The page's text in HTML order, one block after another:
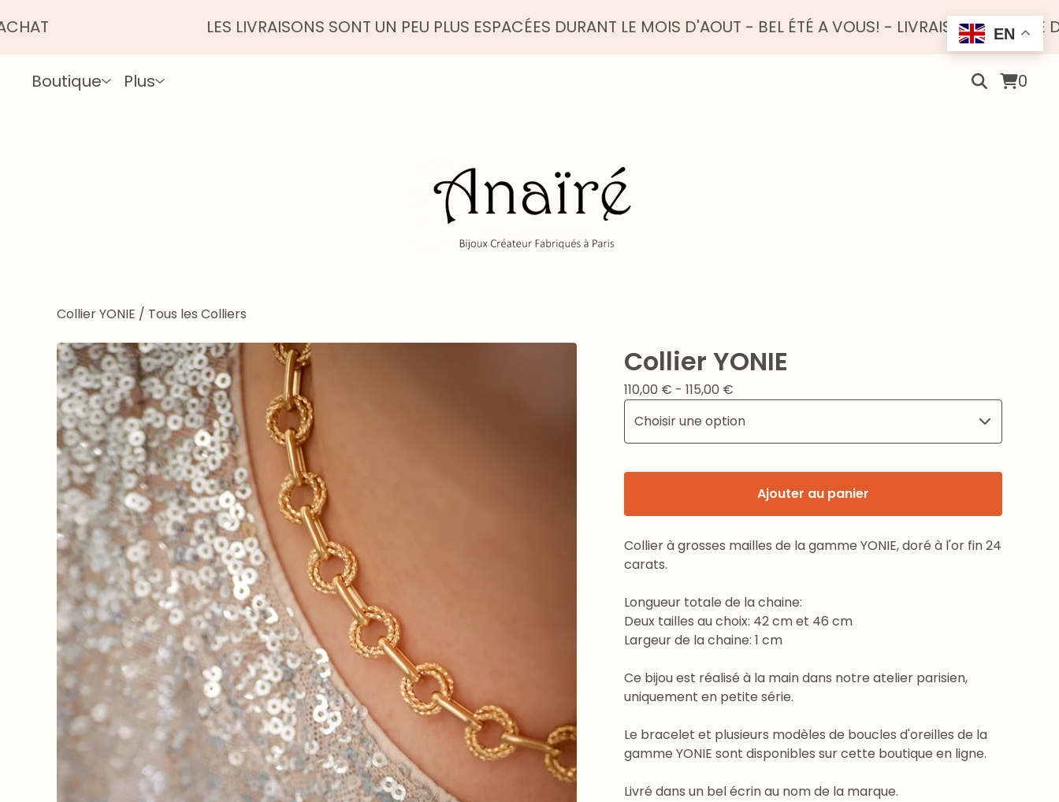
LES LIVRAISONS SONT UN PEU PLUS ESPACÉES DURANT LE MOIS D'AOUT - BEL ÉTÉ A VOUS! - LIVRAISON OFFERTE DÈS 100
Boutique Plus 0
Collier YONIE / Tous les Colliers
Collier YONIE
110,00 € - 115,00 €
Ajouter au panier
Collier à grosses mailles de la gamme YONIE, doré à l'or fin 24
carats.
Longueur totale de la chaine:
Deux tailles au choix: 42 cm et 46 cm
Largeur de la chaine: 1 cm
Ce bijou est réalisé à la main dans notre atelier parisien,
uniquement en petite série.
Le bracelet et plusieurs modèles de boucles d'oreilles de la
gamme YONIE sont disponibles sur cette boutique en ligne.
Livré dans un bel écrin au nom de la marque.
EN